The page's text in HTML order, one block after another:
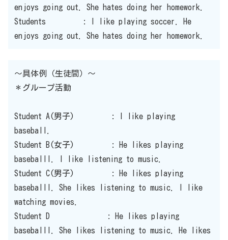
enjoys going out. She hates doing her homework.
Students : I like playing soccer. He
enjoys going out. She hates doing her homework.
〜具体例（生徒間）〜
＊グループ活動
Student A(男子) : I like playing
baseball.
Student B(女子) : He likes playing
baseballI. I like listening to music.
Student C(男子) : He likes playing
baseballI. She likes listening to music. I like
watching movies.
Student D : He likes playing
baseballI. She likes listening to music. He likes